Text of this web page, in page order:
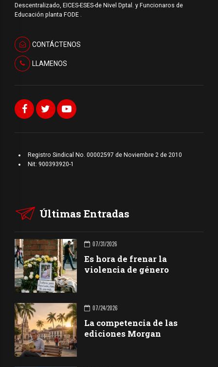
Descentralizado, EICES-ESES-de Nivel Dptal. y Funcionaros de
Educación planta FODE .
CONTÁCTENOS
LLAMENOS
Registro Sindical No. 00002597 de Noviembre 2 de 2010
Nit: 900393920-1
Últimas Entradas
07/31/2026
Es hora de frenar la
violencia de género
07/24/2026
La competencia de las
ediciones Morgan